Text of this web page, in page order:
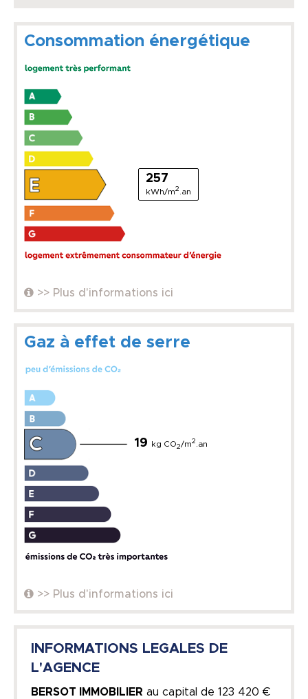
Consommation énergétique
257
kWh/m2 .an
>> Plus d'informations ici
Gaz à effet de serre
19 kg CO2/m2 .an
>> Plus d'informations ici
INFORMATIONS LEGALES DE
L'AGENCE
BERSOT IMMOBILIER au capital de 123 420 €